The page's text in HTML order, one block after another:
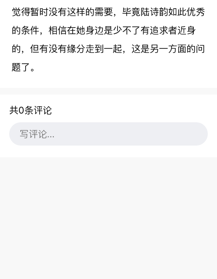
觉得暂时没有这样的需要，毕竟陆诗韵如此优秀
的条件，相信在她身边是少不了有追求者近身
的，但有没有缘分走到一起，这是另一方面的问
题了。
共0条评论